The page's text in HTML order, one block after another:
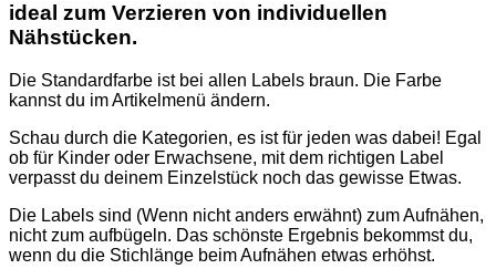
ideal zum Verzieren von individuellen
Nähstücken.
Die Standardfarbe ist bei allen Labels braun. Die Farbe
kannst du im Artikelmenü ändern.
Schau durch die Kategorien, es ist für jeden was dabei! Egal
ob für Kinder oder Erwachsene, mit dem richtigen Label
verpasst du deinem Einzelstück noch das gewisse Etwas.
Die Labels sind (Wenn nicht anders erwähnt) zum Aufnähen,
nicht zum aufbügeln. Das schönste Ergebnis bekommst du,
wenn du die Stichlänge beim Aufnähen etwas erhöhst.